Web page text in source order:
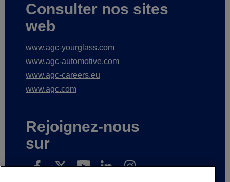
Consulter nos sites
web
www.agc-yourglass.com
www.agc-automotive.com
www.agc-careers.eu
www.agc.com
Rejoignez-nous
sur